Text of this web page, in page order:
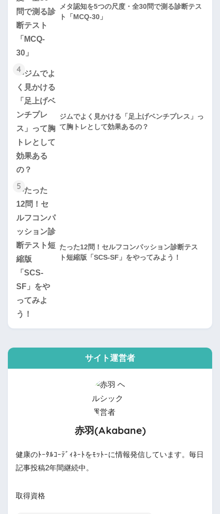
メタ認知を5つの尺度・全30問で測る診断テス
ト「MCQ-30」
4
ジムでよく見かける「足上げベンチプレス」っ
て胸トレとして効果あるの？
5
たった12問！セルフコンパッション診断テス
ト短縮版「SCS-SF」をやってみよう！
サイト運営者
赤羽(Akabane)
健康のﾄｰﾀﾙｺｰﾃﾞｨﾈｰﾄをﾓｯﾄｰに情報発信しています。毎日
記事投稿2年間継続中。
取得資格